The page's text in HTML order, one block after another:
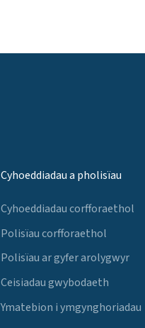
Cyhoeddiadau a pholisïau
Cyhoeddiadau corfforaethol
Polisïau corfforaethol
Polisïau ar gyfer arolygwyr
Ceisiadau gwybodaeth
Ymatebion i ymgynghoriadau